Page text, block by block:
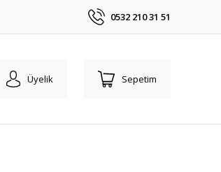
0532 210 31 51
Üyelik Sepetim